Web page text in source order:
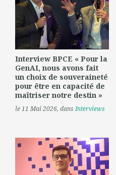
Interview BPCE « Pour la
GenAI, nous avons fait
un choix de souveraineté
pour être en capacité de
maîtriser notre destin »
le 11 Mai 2026, dansInterviews